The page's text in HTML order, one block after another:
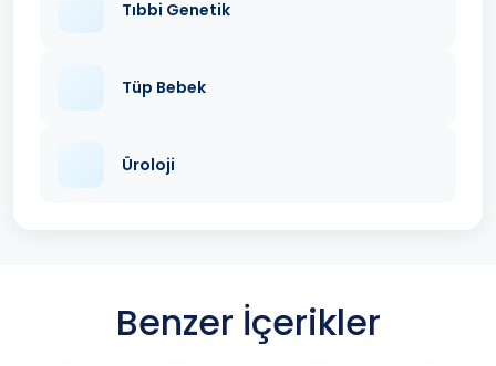
Tıbbi Genetik
Tüp Bebek
Üroloji
Benzer İçerikler